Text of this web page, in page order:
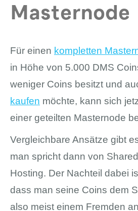
Masternode
Für einen kompletten
in Höhe von 5.000 DMS
weniger Coins besitzt und
kaufen möchte, kann sich
einer geteilten Masternode
Vergleichbare Ansätze gibt
man spricht dann von
Hosting. Der Nachteil dabei
dass man seine Coins dem
also meist einem Fremden